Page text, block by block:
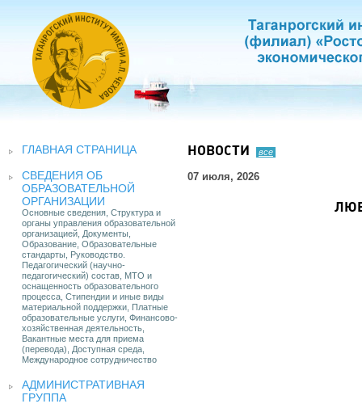
ГЛАВНАЯ СТРАНИЦА
СВЕДЕНИЯ ОБ
ОБРАЗОВАТЕЛЬНОЙ
ОРГАНИЗАЦИИ
Основные сведения, Структура и
органы управления образовательной
организацией, Документы,
Образование, Образовательные
стандарты, Руководство.
Педагогический (научно-
педагогический) состав, МТО и
оснащенность образовательного
процесса, Стипендии и иные виды
материальной поддержки, Платные
образовательные услуги, Финансово-
хозяйственная деятельность,
Вакантные места для приема
(перевода), Доступная среда,
Международное сотрудничество
АДМИНИСТРАТИВНАЯ
ГРУППА
НОВОСТИ все
07 июля, 2026